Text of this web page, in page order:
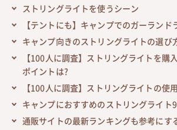
ストリングライトを使うシーン
【テントにも】キャンプでのガーランド
キャンプ向きのストリングライトの選び
【100人に調査】ストリングライトを購
ポイントは?
【100人に調査】ストリングライトの使
キャンプにおすすめのストリングライト
通販サイトの最新ランキングも参考にす